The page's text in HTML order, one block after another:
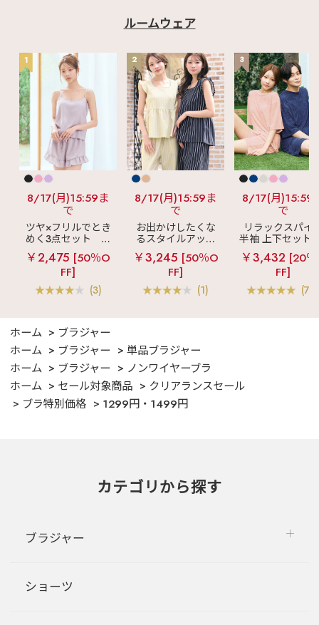
ルームウェア
1
8/17(月)15:59ま
で
ツヤ×フリルでとき
めく3点セット
シ
ルキー ショートパ
ンツ 3点セット
￥2,475 [50％O
FF]
(3)
2
8/17(月)15:59ま
で
お出かけしたくな
るスタイルアップ
見え
ストライプ
フリル ロングパン
ツ 綿混 上下セット
￥3,245 [50％O
FF]
(1)
3
8/17(月)15:59
で
リラックスパイ
半袖 上下セット
女兼用サイズ)
￥3,432 [20
FF]
ホーム
ブラジャー
ホーム
ブラジャー
単品ブラジャー
ホーム
ブラジャー
ノンワイヤーブラ
ホーム
セール対象商品
クリアランスセール
ブラ特別価格
1299円・1499円
カテゴリから探す
ブラジャー
ショーツ